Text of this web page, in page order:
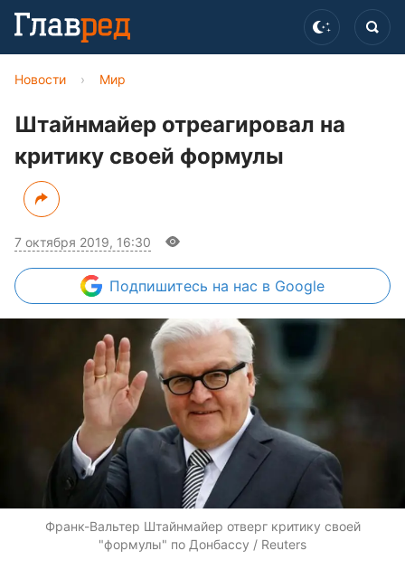
Новости › Мир
Штайнмайер отреагировал на
критику своей формулы
7 октября 2019, 16:30
Подпишитесь на нас в Google
Франк-Вальтер Штайнмайер отверг критику своей
"формулы" по Донбассу / Reuters